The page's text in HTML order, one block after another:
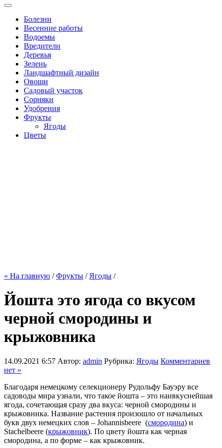
Болезни
Весенние работы
Водоемы
Вредители
Деревья
Зелень
Ландшафтный дизайн
Овощи
Садовый участок
Сорняки
Удобрения
Фрукты
Ягоды
Цветы
« На главную /Фрукты / Ягоды /
Йошта это ягода со вкусом
черной смородины и
крыжовника
14.09.2021 6:57 Автор: admin Рубрика: Ягоды Комментариев
нет »
Благодаря немецкому селекционеру Рудольфу Бауэру все
садоводы мира узнали, что такое йошта – это наивкуснейшая
ягода, сочетающая сразу два вкуса: черной смородины и
крыжовника. Название растения произошло от начальных
букв двух немецких слов – Johannisbeere (смородина) и
Stachelbeere (крыжовник). По цвету йошта как черная
смородина, а по форме – как крыжовник.